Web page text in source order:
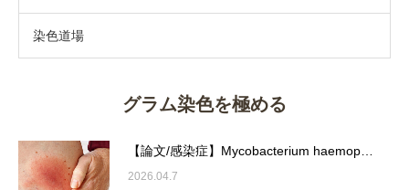
染色道場
グラム染色を極める
【論文/感染症】Mycobacterium haemop…
2026.04.7